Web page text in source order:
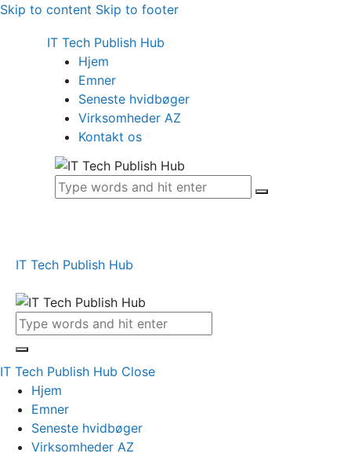
Skip to content Skip to footer
IT Tech Publish Hub
Hjem
Emner
Seneste hvidbøger
Virksomheder AZ
Kontakt os
IT Tech Publish Hub
IT Tech Publish Hub Close
Hjem
Emner
Seneste hvidbøger
Virksomheder AZ